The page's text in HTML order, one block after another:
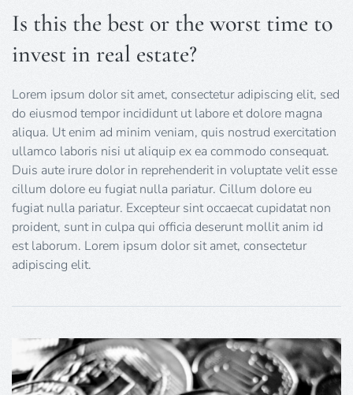
Is this the best or the worst time to
invest in real estate?
Lorem ipsum dolor sit amet, consectetur adipiscing elit, sed
do eiusmod tempor incididunt ut labore et dolore magna
aliqua. Ut enim ad minim veniam, quis nostrud exercitation
ullamco laboris nisi ut aliquip ex ea commodo consequat.
Duis aute irure dolor in reprehenderit in voluptate velit esse
cillum dolore eu fugiat nulla pariatur. Cillum dolore eu
fugiat nulla pariatur. Excepteur sint occaecat cupidatat non
proident, sunt in culpa qui officia deserunt mollit anim id
est laborum. Lorem ipsum dolor sit amet, consectetur
adipiscing elit.